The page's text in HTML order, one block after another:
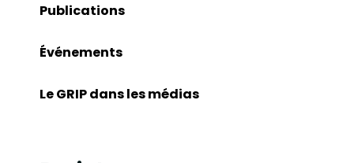
Publications
Événements
Le GRIP dans les médias